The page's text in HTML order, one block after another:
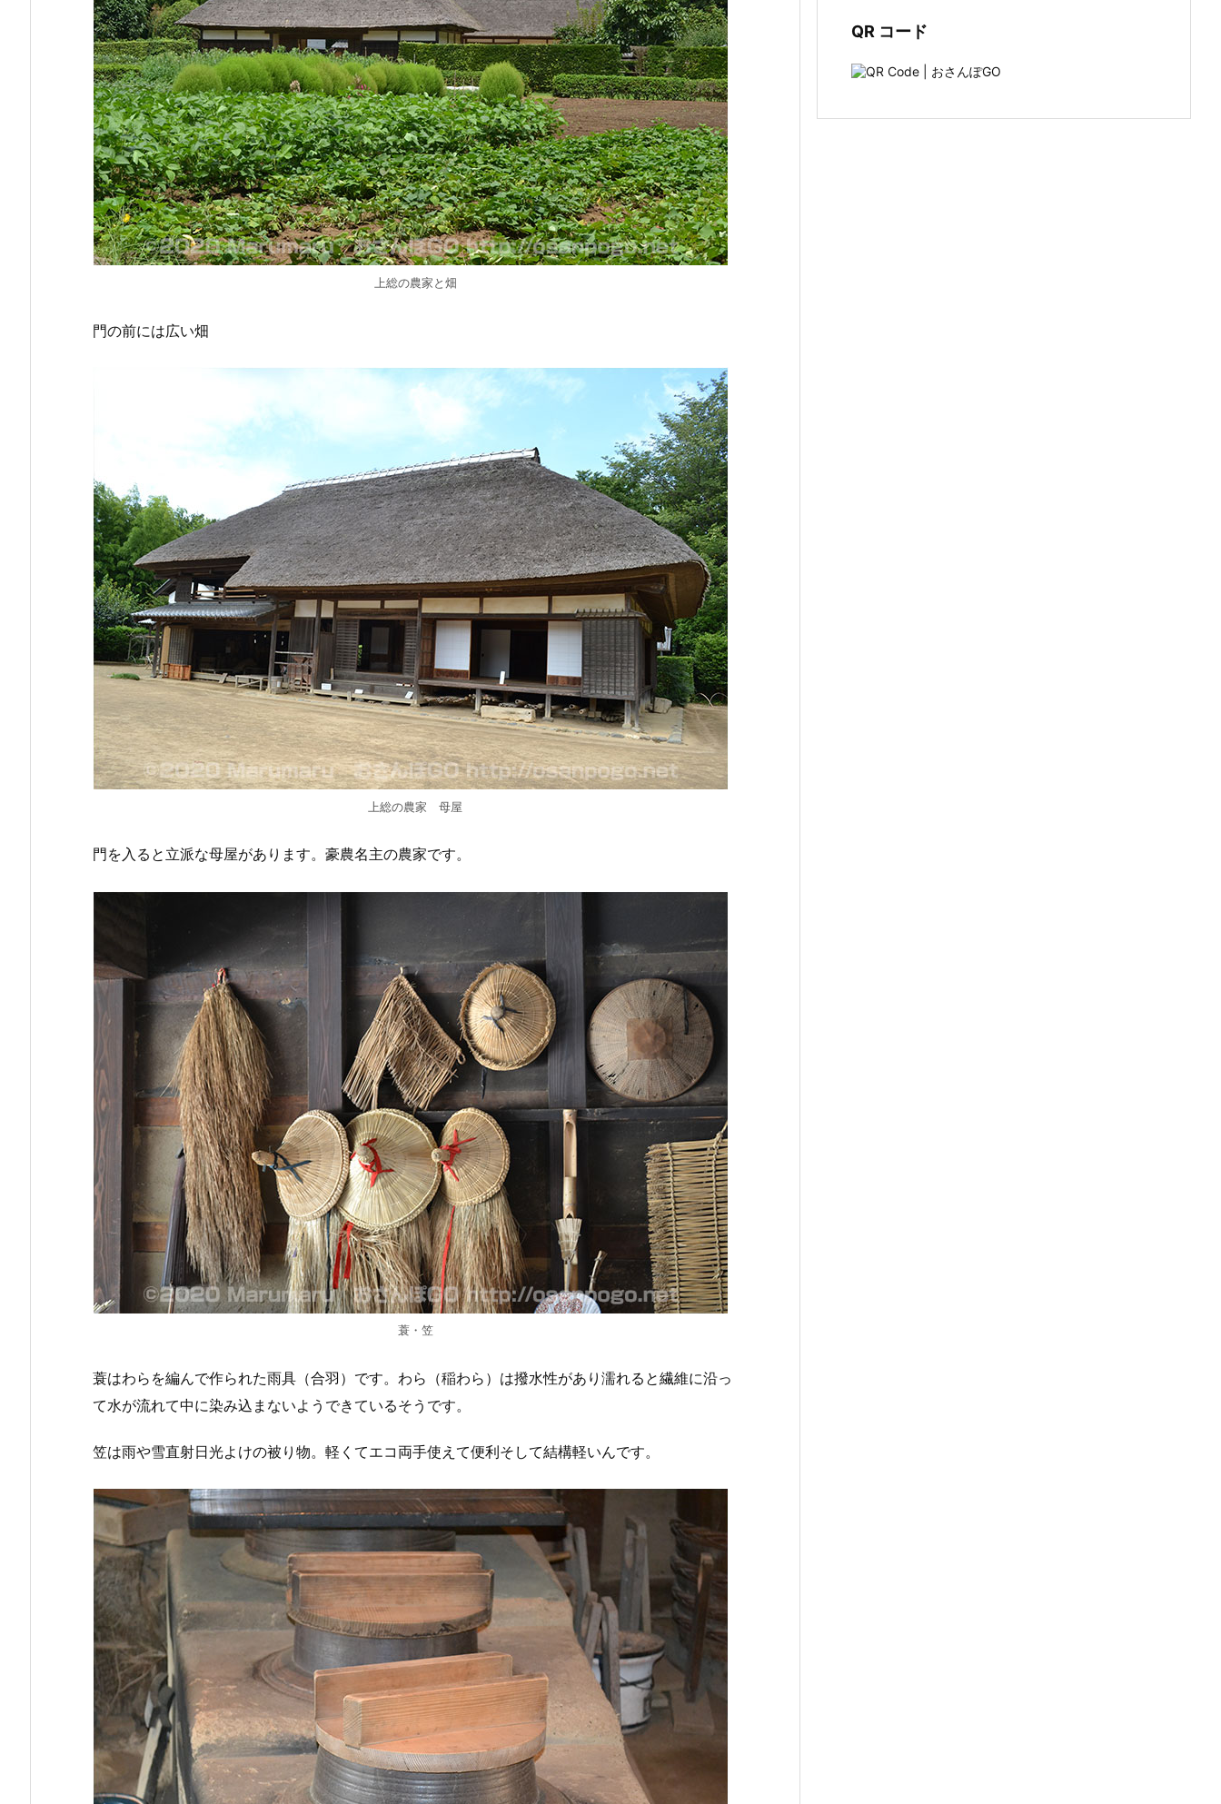
上総の農家と畑
門の前には広い畑
上総の農家 母屋
門を入ると立派な母屋があります。豪農名主の農家です。
蓑・笠
蓑はわらを編んで作られた雨具（合羽）です。わら（稲わら）は撥水性があり濡れると繊維に沿っ
て水が流れて中に染み込まないようできているそうです。
笠は雨や雪直射日光よけの被り物。軽くてエコ両手使えて便利そして結構軽いんです。
QR コード